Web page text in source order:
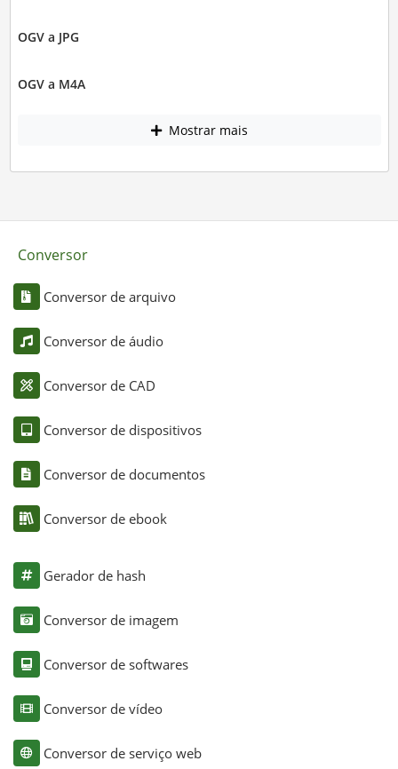
OGV a JPG
OGV a M4A
Mostrar mais
Conversor
Conversor de arquivo
Conversor de áudio
Conversor de CAD
Conversor de dispositivos
Conversor de documentos
Conversor de ebook
Gerador de hash
Conversor de imagem
Conversor de softwares
Conversor de vídeo
Conversor de serviço web